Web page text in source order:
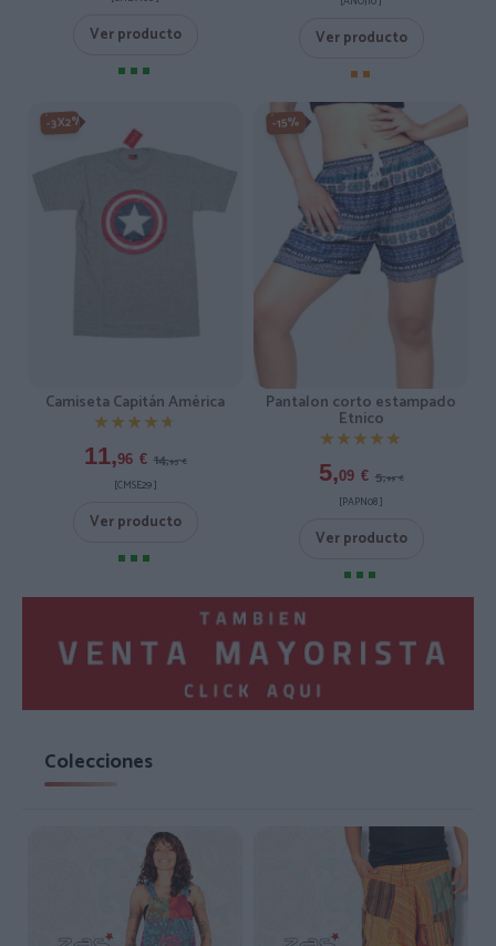
Ver producto Ver producto
-3X2%
Camiseta Capitán América
★★★★★
★★★★★
11,96 € 14,95 €
[CMSE29 ]
Ver producto
-15%
Pantalon corto estampado
Etnico
★★★★★
★★★★★
5,09 € 5,99 €
[PAPN08 ]
Ver producto
Colecciones